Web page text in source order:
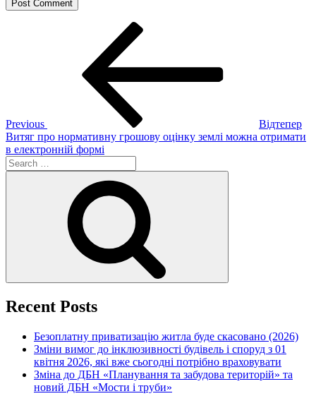
Previous
Відтепер
Витяг про нормативну грошову оцінку землі можна отримати
в електронній формі
Search
for:
Recent Posts
Безоплатну приватизацію житла буде скасовано (2026)
Зміни вимог до інклюзивності будівель і споруд з 01
квітня 2026, які вже сьогодні потрібно враховувати
Зміна до ДБН «Планування та забудова територій» та
новий ДБН «Мости і труби»